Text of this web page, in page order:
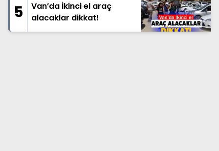
5
Van’da İkinci el araç
alacaklar dikkat!